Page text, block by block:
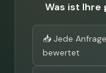
Was ist
📥 Jede
bewertet